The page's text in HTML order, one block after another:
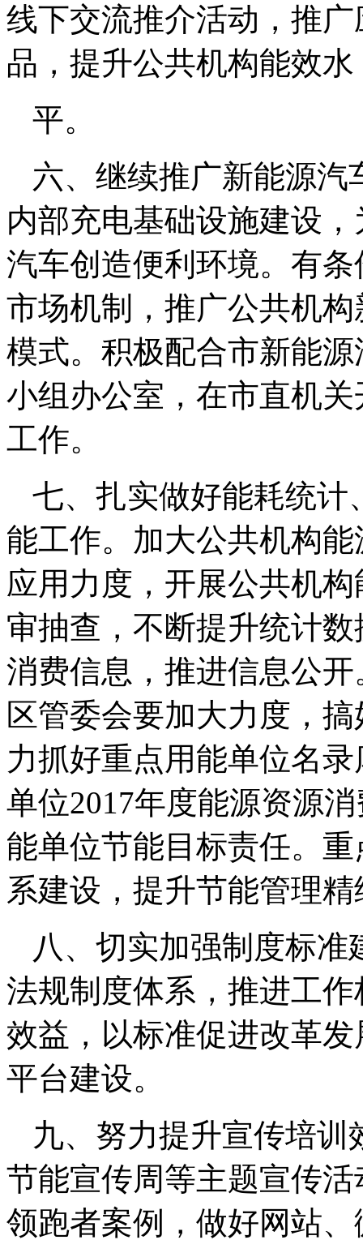
线下交流推介活动，推
品，提升公共机构能效水
平。
六、继续推广新能源
内部充电基础设施建设
汽车创造便利环境。有
市场机制，推广公共机
模式。积极配合市新能
小组办公室，在市直机
工作。
七、扎实做好能耗统计
能工作。加大公共机构
应用力度，开展公共机
审抽查，不断提升统计
消费信息，推进信息公
区管委会要加大力度，
力抓好重点用能单位名
单位2017年度能源资源
能单位节能目标责任。
系建设，提升节能管理
八、切实加强制度标
法规制度体系，推进工
效益，以标准促进改革
平台建设。
九、努力提升宣传培
节能宣传周等主题宣传
领跑者案例，做好网站